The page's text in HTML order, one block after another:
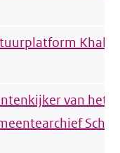
van het